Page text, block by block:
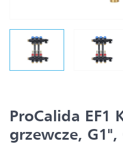
ProCalida EF1
grzewcze,